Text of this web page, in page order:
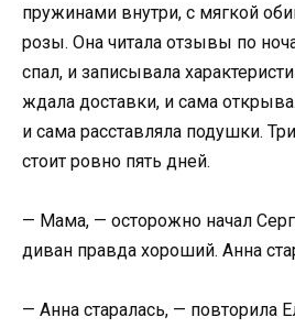
пружинами внутри, с мягкой
розы. Она читала отзывы по
спал, и записывала
ждала доставки, и сама
и сама расставляла подушки.
стоит ровно пять дней.
— Мама, — осторожно начал
диван правда хороший. Анна
— Анна старалась, — повторила